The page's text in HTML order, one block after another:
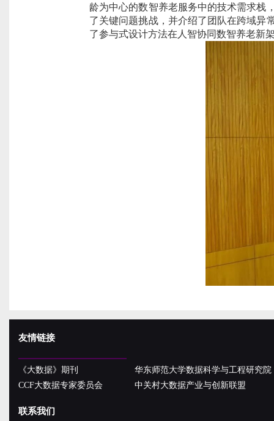
龄为中心的数智养老服务中的技术需求栈
了关键问题挑战，并介绍了团队在跨域异
了参与式设计方法在人智协同数智养老新
友情链接
《大数据》期刊
华东师范大学数据科学与工程研究院
CCF大数据专家委员会
中关村大数据产业与创新联盟
联系我们